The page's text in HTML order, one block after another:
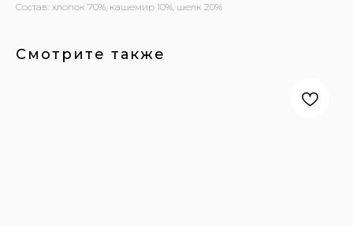
Состав: хлопок 70%, кашемир 10%, шелк 20%
Смотрите также